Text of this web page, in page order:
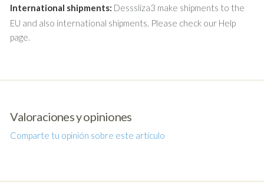
International shipments: Desssliza3 make shipments to the
EU and also international shipments. Please check our Help
page.
Valoraciones y opiniones
Comparte tu opinión sobre este artículo